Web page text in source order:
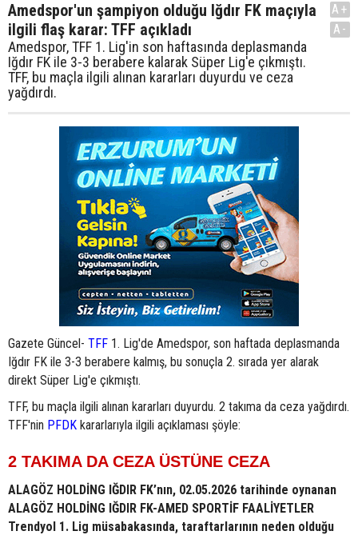
Amedspor'un şampiyon olduğu Iğdır FK maçıyla
ilgili flaş karar: TFF açıkladı
Amedspor, TFF 1. Lig'in son haftasında deplasmanda
Iğdır FK ile 3-3 berabere kalarak Süper Lig'e çıkmıştı.
TFF, bu maçla ilgili alınan kararları duyurdu ve ceza
yağdırdı.
A+
A-
Gazete Güncel- TFF 1. Lig'de Amedspor, son haftada deplasmanda
Iğdır FK ile 3-3 berabere kalmış, bu sonuçla 2. sırada yer alarak
direkt Süper Lig'e çıkmıştı.
TFF, bu maçla ilgili alınan kararları duyurdu. 2 takıma da ceza yağdırdı.
TFF'nin PFDK kararlarıyla ilgili açıklaması şöyle:
2 TAKIMA DA CEZA ÜSTÜNE CEZA
ALAGÖZ HOLDİNG IĞDIR FK’nın, 02.05.2026 tarihinde oynanan
ALAGÖZ HOLDİNG IĞDIR FK-AMED SPORTİF FAALİYETLER
Trendyol 1. Lig müsabakasında, taraftarlarının neden olduğu